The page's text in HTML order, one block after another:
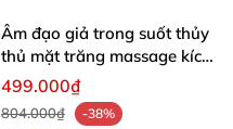
Âm đạo giả trong suốt thủy
thủ mặt trăng massage kích
thích thỏa mãn
499.000₫
804.000₫
-38%